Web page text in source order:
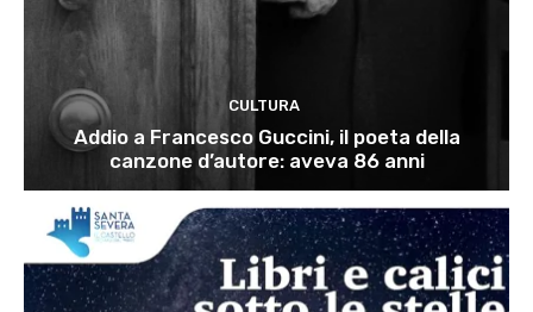
CULTURA
Addio a Francesco Guccini, il poeta della
canzone d’autore: aveva 86 anni